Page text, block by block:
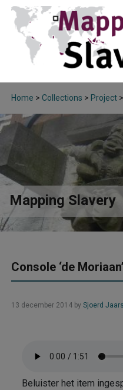
Home > Collections > Project>
Mapping Slavery
Console ‘de Moriaan’
13 december 2014by Sjoerd
Beluister het item